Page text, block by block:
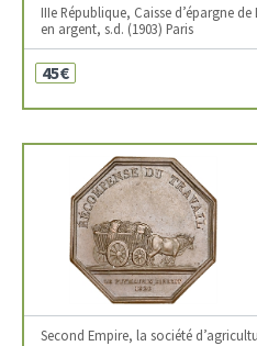
IIIe République, Caisse d’épargne
en argent, s.d. (1903) Paris
45€
Second Empire, la société